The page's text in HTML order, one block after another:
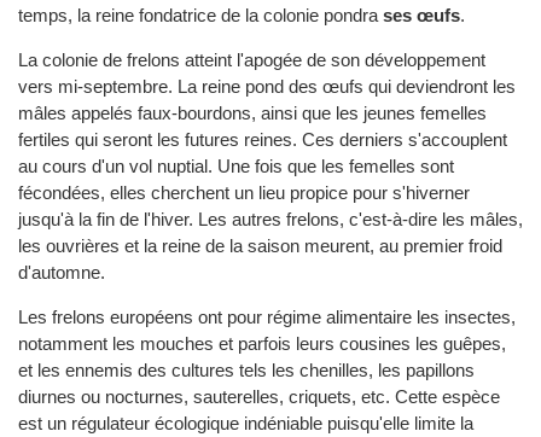
temps, la reine fondatrice de la colonie pondra ses œufs.
La colonie de frelons atteint l'apogée de son développement
vers mi-septembre. La reine pond des œufs qui deviendront les
mâles appelés faux-bourdons, ainsi que les jeunes femelles
fertiles qui seront les futures reines. Ces derniers s'accouplent
au cours d'un vol nuptial. Une fois que les femelles sont
fécondées, elles cherchent un lieu propice pour s'hiverner
jusqu'à la fin de l'hiver. Les autres frelons, c'est-à-dire les mâles,
les ouvrières et la reine de la saison meurent, au premier froid
d'automne.
Les frelons européens ont pour régime alimentaire les insectes,
notamment les mouches et parfois leurs cousines les guêpes,
et les ennemis des cultures tels les chenilles, les papillons
diurnes ou nocturnes, sauterelles, criquets, etc. Cette espèce
est un régulateur écologique indéniable puisqu'elle limite la